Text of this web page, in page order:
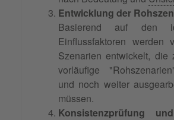
Entwicklung der
Basierend auf den
Einflussfaktoren werden
Szenarien entwickelt, die
vorläufige
und noch weiter
müssen.
Konsistenzprüfung